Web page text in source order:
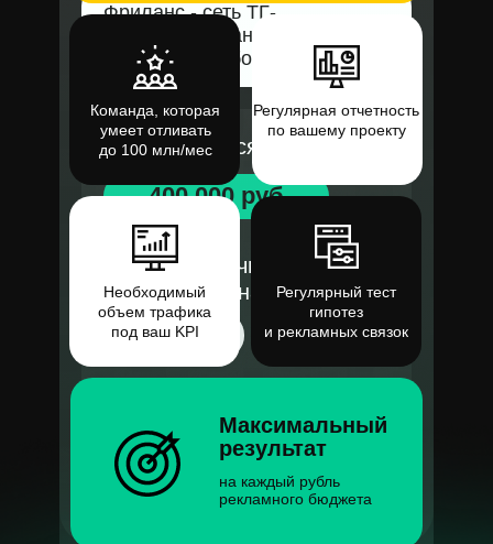
400 000 руб
Бюджет в месяц
23 руб
Цена подписчика
(закрытый канал)
Фриланс - сеть ТГ-
каналов с вакансиями
удаленной работы
на каждый рубль
рекламного бюджета
Максимальный
результат
Регулярный тест
гипотез
и рекламных связок
Необходимый
объем трафика
под ваш KPI
Регулярная отчетность
по вашему проекту
Команда, которая
умеет отливать
до 100 млн/мес